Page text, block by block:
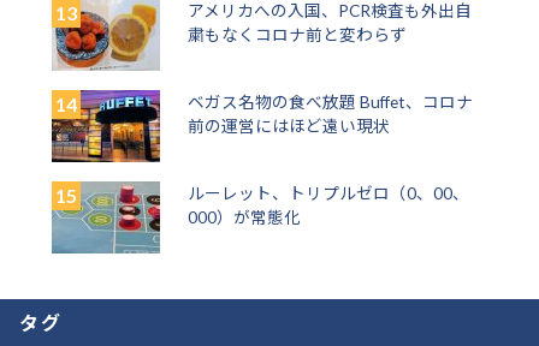
アメリカへの入国、PCR検査も外出自
粛もなくコロナ前と変わらず
ベガス名物の食べ放題 Buffet、コロナ
前の運営にはほど遠い現状
ルーレット、トリプルゼロ（0、00、
000）が常態化
タグ